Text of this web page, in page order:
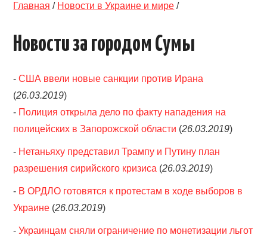
Главная / Новости в Украине и мире /
Новости за городом Сумы
-США ввели новые санкции против Ирана
(26.03.2019)
- Полиция открыла дело по факту нападения на
полицейских в Запорожской области (26.03.2019)
- Нетаньяху представил Трампу и Путину план
разрешения сирийского кризиса (26.03.2019)
- В ОРДЛО готовятся к протестам в ходе выборов в
Украине (26.03.2019)
-Украинцам сняли ограничение по монетизации льгот